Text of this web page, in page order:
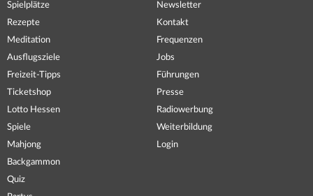
Spielplätze
Rezepte
Meditation
Ausflugsziele
Freizeit-Tipps
Ticketshop
Lotto Hessen
Spiele
Mahjong
Backgammon
Quiz
Newsletter
Kontakt
Frequenzen
Jobs
Führungen
Presse
Radiowerbung
Weiterbildung
Login